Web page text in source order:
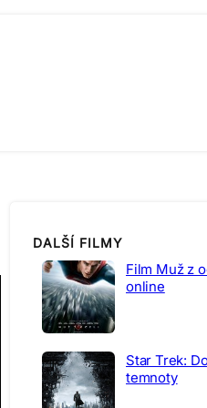
DALŠÍ FILMY
Film Muž z
online
Star Trek:
temnoty